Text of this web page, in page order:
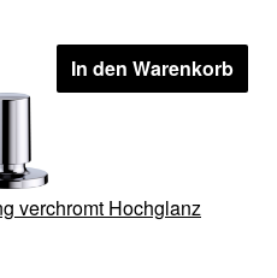
In den Warenkorb
verchromt Hochglanz